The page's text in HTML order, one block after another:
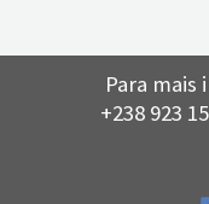
Para
+238 923